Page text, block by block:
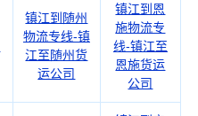
镇江到随州
物流专线-镇
江至随州货
运公司
镇江到恩
施物流专
线-镇江至
恩施货运
公司